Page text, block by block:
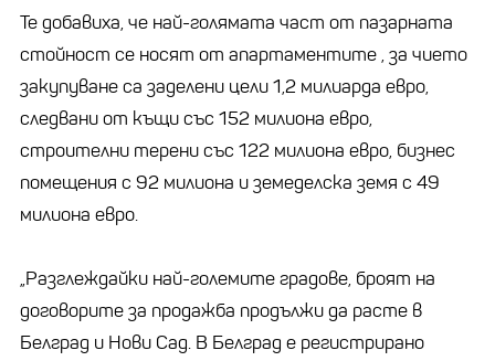
Те добавиха, че най-голямата част от пазарната
стойност се носят от апартаментите , за чието
закупуване са заделени цели 1,2 милиарда евро,
следвани от къщи със 152 милиона евро,
строителни терени със 122 милиона евро, бизнес
помещения с 92 милиона и земеделска земя с 49
милиона евро.
„Разглеждайки най-големите градове, броят на
договорите за продажба продължи да расте в
Белград и Нови Сад. В Белград е регистрирано